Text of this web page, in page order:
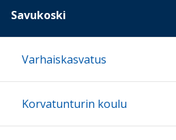
Savukoski
Varhaiskasvatus
Korvatunturin koulu